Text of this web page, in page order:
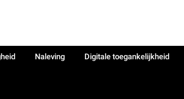
Naleving
Digitale toegankelijkheid